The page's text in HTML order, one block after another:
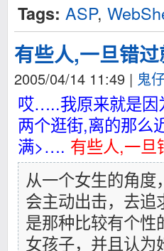
Tags: ASP,
有些人,一旦错
2005/04/14 11:49 | 鬼
哎…..我原来就是因
两个逛街,离的那么
满>…. 有些人,一旦
从一个女生的角
会主动出击，去
是那种比较有个
女孩子，并且认